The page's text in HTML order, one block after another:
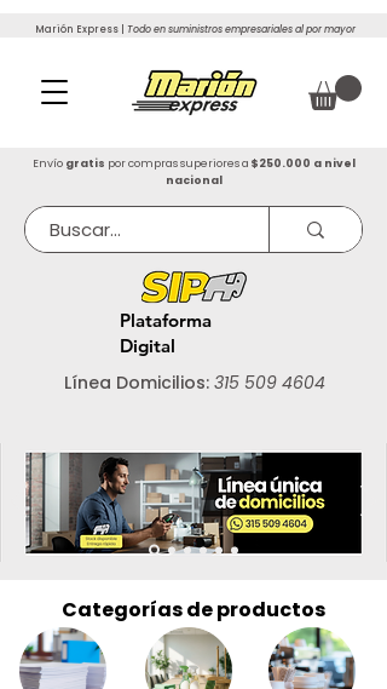
Envío gratis por compras superiores a $250.000 a nivel
nacional
Línea Domicilios: 315 509 4604
Marión Express | Todo en suministros empresariales al por mayor
Plataforma
Digital
Categorías de productos